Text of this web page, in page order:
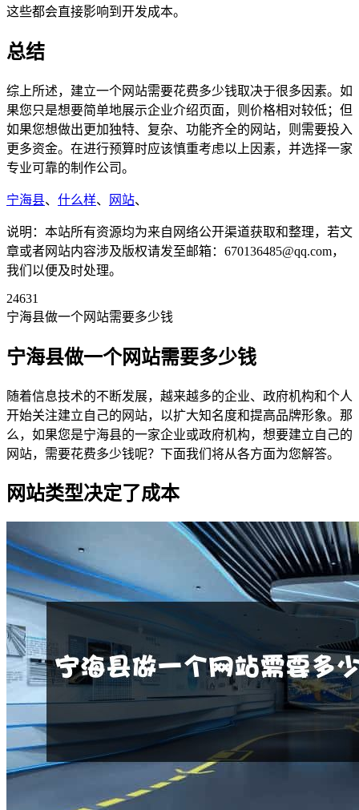
这些都会直接影响到开发成本。
总结
综上所述，建立一个网站需要花费多少钱取决于很多因素。如
果您只是想要简单地展示企业介绍页面，则价格相对较低；但
如果您想做出更加独特、复杂、功能齐全的网站，则需要投入
更多资金。在进行预算时应该慎重考虑以上因素，并选择一家
专业可靠的制作公司。
宁海县、 什么样、 网站、
说明：本站所有资源均为来自网络公开渠道获取和整理，若文
章或者网站内容涉及版权请发至邮箱：670136485@qq.com，
我们以便及时处理。
24631
宁海县做一个网站需要多少钱
宁海县做一个网站需要多少钱
随着信息技术的不断发展，越来越多的企业、政府机构和个人
开始关注建立自己的网站，以扩大知名度和提高品牌形象。那
么，如果您是宁海县的一家企业或政府机构，想要建立自己的
网站，需要花费多少钱呢？下面我们将从各方面为您解答。
网站类型决定了成本